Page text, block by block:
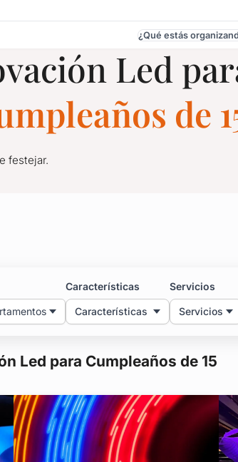
en Uruguay
¿Qué estás
Led
de
festejar.
Características
Características
Servicios
Servicios
Led para Cumpleaños de 15